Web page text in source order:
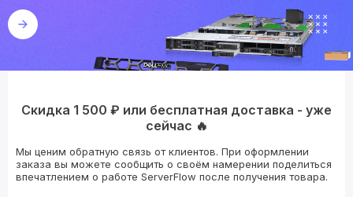
Скидка 1 500 ₽ или бесплатная доставка - уже
сейчас 🔥
Мы ценим обратную связь от клиентов. При оформлении
заказа вы можете сообщить о своём намерении поделиться
впечатлением о работе ServerFlow после получения товара.